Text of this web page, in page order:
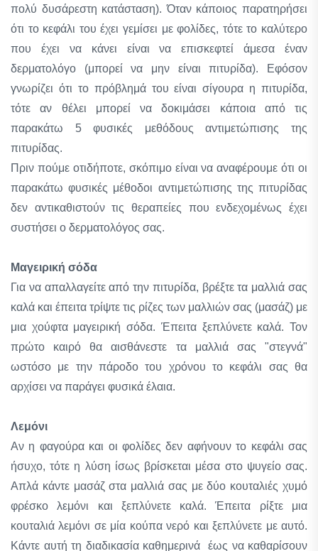
πολύ δυσάρεστη κατάσταση). Όταν κάποιος παρατηρήσει
ότι το κεφάλι του έχει γεμίσει με φολίδες, τότε το καλύτερο
που έχει να κάνει είναι να επισκεφτεί άμεσα έναν
δερματολόγο (μπορεί να μην είναι πιτυρίδα). Εφόσον
γνωρίζει ότι το πρόβλημά του είναι σίγουρα η πιτυρίδα,
τότε αν θέλει μπορεί να δοκιμάσει κάποια από τις
παρακάτω 5 φυσικές μεθόδους αντιμετώπισης της
πιτυρίδας.
Πριν πούμε οτιδήποτε, σκόπιμο είναι να αναφέρουμε ότι οι
παρακάτω φυσικές μέθοδοι αντιμετώπισης της πιτυρίδας
δεν αντικαθιστούν τις θεραπείες που ενδεχομένως έχει
συστήσει ο δερματολόγος σας.
Μαγειρική σόδα
Για να απαλλαγείτε από την πιτυρίδα, βρέξτε τα μαλλιά σας
καλά και έπειτα τρίψτε τις ρίζες των μαλλιών σας (μασάζ) με
μια χούφτα μαγειρική σόδα. Έπειτα ξεπλύνετε καλά. Τον
πρώτο καιρό θα αισθάνεστε τα μαλλιά σας "στεγνά"
ωστόσο με την πάροδο του χρόνου το κεφάλι σας θα
αρχίσει να παράγει φυσικά έλαια.
Λεμόνι
Αν η φαγούρα και οι φολίδες δεν αφήνουν το κεφάλι σας
ήσυχο, τότε η λύση ίσως βρίσκεται μέσα στο ψυγείο σας.
Απλά κάντε μασάζ στα μαλλιά σας με δύο κουταλιές χυμό
φρέσκο λεμόνι και ξεπλύνετε καλά. Έπειτα ρίξτε μια
κουταλιά λεμόνι σε μία κούπα νερό και ξεπλύνετε με αυτό.
Κάντε αυτή τη διαδικασία καθημερινά έως να καθαρίσουν